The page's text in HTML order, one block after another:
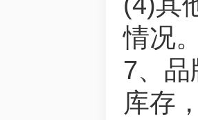
情况
7、
库存